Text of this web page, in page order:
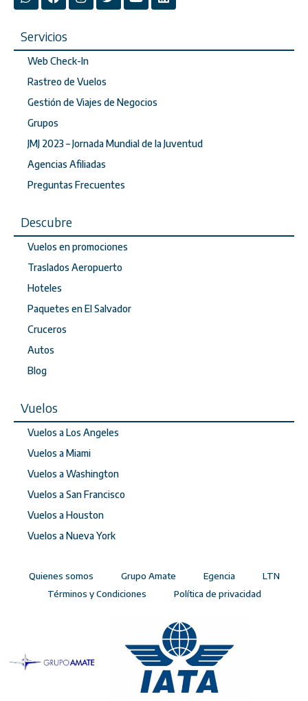
Servicios
Web Check-In
Rastreo de Vuelos
Gestión de Viajes de Negocios
Grupos
JMJ 2023 – Jornada Mundial de la Juventud
Agencias Afiliadas
Preguntas Frecuentes
Descubre
Vuelos en promociones
Traslados Aeropuerto
Hoteles
Paquetes en El Salvador
Cruceros
Autos
Blog
Vuelos
Vuelos a Los Angeles
Vuelos a Miami
Vuelos a Washington
Vuelos a San Francisco
Vuelos a Houston
Vuelos a Nueva York
Quienes somos Grupo Amate Egencia
LTN
Términos y Condiciones
Política de privacidad